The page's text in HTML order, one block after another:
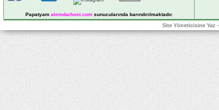
Papatyam alemdarhost.comsunucularında barındırılmaktadır.
Site Yöneticisine Yaz